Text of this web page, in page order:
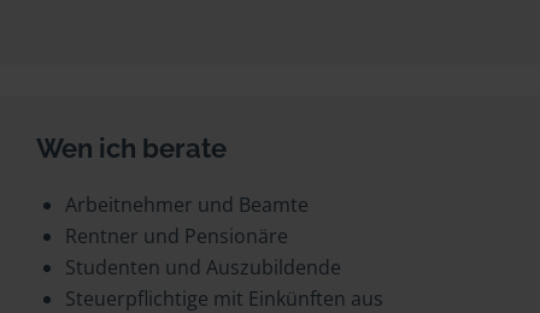
Wen ich berate
Arbeitnehmer und Beamte
Rentner und Pensionäre
Studenten und Auszubildende
Steuerpflichtige mit Einkünften aus